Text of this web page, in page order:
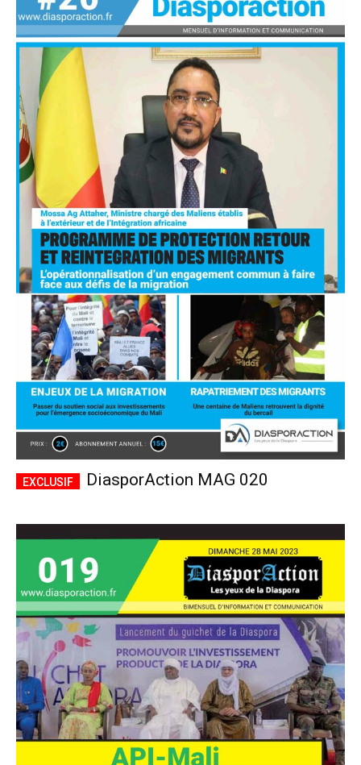
DiasporAction MAG 020